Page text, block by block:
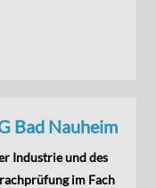
Bad Nauheim
Industrie und des
im Fach